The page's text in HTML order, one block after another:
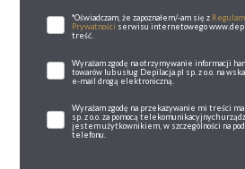
*Oświadczam, że zapoznałem/-am się z
Prywatności serwisu internetowego
treść.
Wyrażam zgodę na otrzymywanie informacji
towarów lub usług Depilacja.pl sp. z o.o. na
e-mail drogą elektroniczną.
Wyrażam zgodę na przekazywanie mi treści
sp. z o.o. za pomocą telekomunikacyjnych
jestem użytkownikiem, w szczególności na
telefonu.